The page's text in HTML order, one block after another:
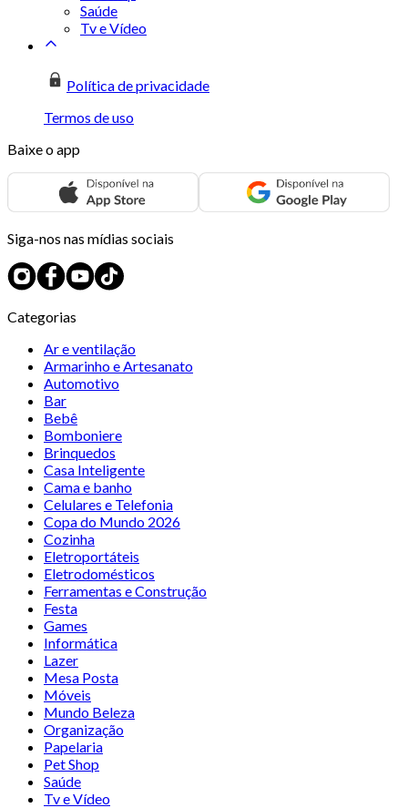
Saúde
Tv e Vídeo
Política de privacidade
Termos de uso
Baixe o app
Siga-nos nas mídias sociais
Categorias
Ar e ventilação
Armarinho e Artesanato
Automotivo
Bar
Bebê
Bomboniere
Brinquedos
Casa Inteligente
Cama e banho
Celulares e Telefonia
Copa do Mundo 2026
Cozinha
Eletroportáteis
Eletrodomésticos
Ferramentas e Construção
Festa
Games
Informática
Lazer
Mesa Posta
Móveis
Mundo Beleza
Organização
Papelaria
Pet Shop
Saúde
Tv e Vídeo